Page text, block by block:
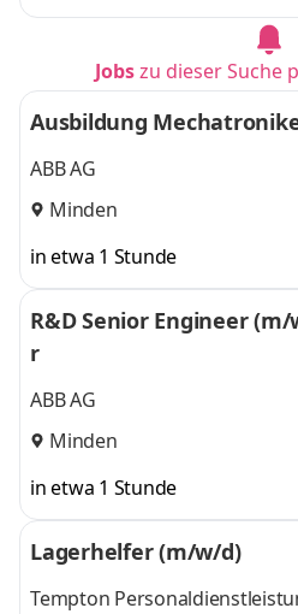
Jobszu dieser Suche
Ausbildung
ABB AG
Minden
in etwa 1 Stunde
R&D Senior Engineer
r
ABB AG
Minden
in etwa 1 Stunde
Lagerhelfer (m/w/d)
Tempton